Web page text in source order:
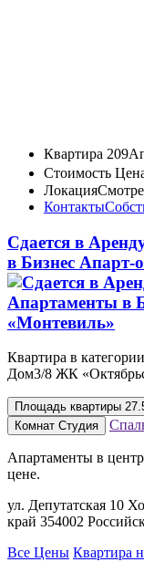
Квартира 209
Стоимость
Локация
Контакты
Сдается в
в Бизнес Апарт-
Квартира в
Дом3/8 ЖК
Площадь квартиры
Комнат Студия
Апартаменты в
цене.
ул. Депутатская 10
край 354002
Все Цены Квартира